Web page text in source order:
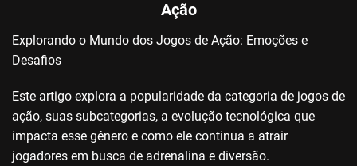
Ação
Explorando o Mundo dos Jogos de Ação: Emoções e
Desafios
Este artigo explora a popularidade da categoria de jogos de
ação, suas subcategorias, a evolução tecnológica que
impacta esse gênero e como ele continua a atrair
jogadores em busca de adrenalina e diversão.